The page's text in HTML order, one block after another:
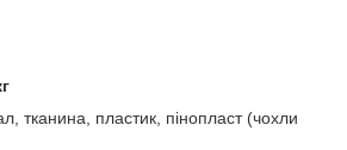
тканина, пластик, пінопласт (чохли